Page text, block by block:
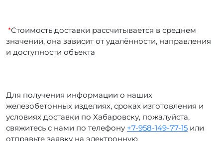
*Стоимость доставки рассчитывается в среднем
значении, она зависит от удалённости, направления
и доступности объекта
Для получения информации о наших
железобетонных изделиях, сроках изготовления и
условиях доставки по Хабаровску, пожалуйста,
свяжитесь с нами по телефону +7-958-149-77-15 или
отправьте заявку на электронную